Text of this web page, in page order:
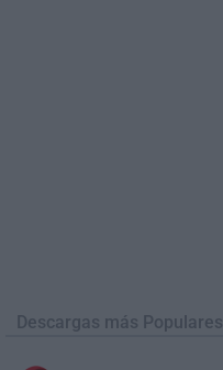
Descargas más Populares